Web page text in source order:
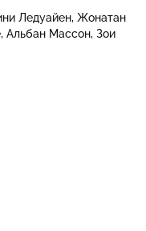
Ледуайен Жонатан
Альбан Массон Зои